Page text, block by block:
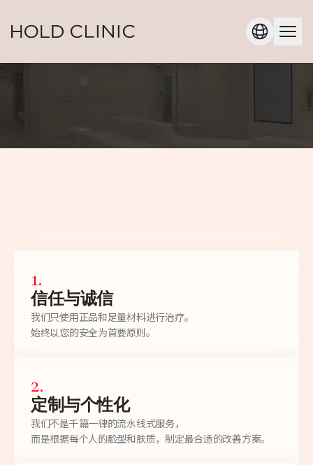
1.
信任与诚信
我们只使用正品和足量材料进行治疗。
始终以您的安全为首要原则。
2.
定制与个性化
我们不是千篇一律的流水线式服务，
而是根据每个人的脸型和肤质，制定最合适的改善方案。